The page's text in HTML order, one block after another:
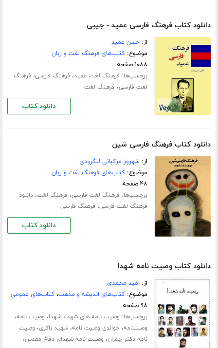
دانلود کتاب فرهنگ فارسی عمید - جیبی
از:حسن عمید
موضوع:کتاب‌های فرهنگ لغت و زبان
۱۰۸۸ صفحه
برچسب‌ها: فرهنگ لغت عمید، فرهنگ فارسی، فرهنگ
لغت فارسی، فرهنگ لغت
دانلود کتاب
دانلود کتاب فرهنگ فارسی شین
از:شهروز مرکباتی لنگرودی
موضوع:کتاب‌های فرهنگ لغت و زبان
۴۸ صفحه
برچسب‌ها: فرهنگ لغت فارسی، فرهنگ لغت،دانلود
فرهنگ لغت فارسی، فرهنگ فارسی
دانلود کتاب
دانلود کتاب وصیت نامه شهدا
از: امید محمدی
موضوع:کتاب‌های اندیشه و مذهب،کتاب‌های عمومی
۹۸ صفحه
برچسب‌ها: وصیت نامه های شهدا،شهدا، وصیت نامه،
وصیتنامه، خواندن وصیت نامه،شهید باکری، وصیت
نامه دکتر چمران، وصیت نامه شهدای دفاع مقدس،